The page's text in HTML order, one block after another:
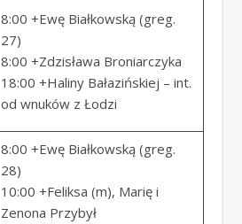
8:00 +Ewę Białkowską (greg.
27)
8:00 +Zdzisława Broniarczyka
18:00 +Haliny Bałazińskiej – int.
od wnuków z Łodzi
8:00 +Ewę Białkowską (greg.
28)
10:00 +Feliksa (m), Marię i
Zenona Przybył